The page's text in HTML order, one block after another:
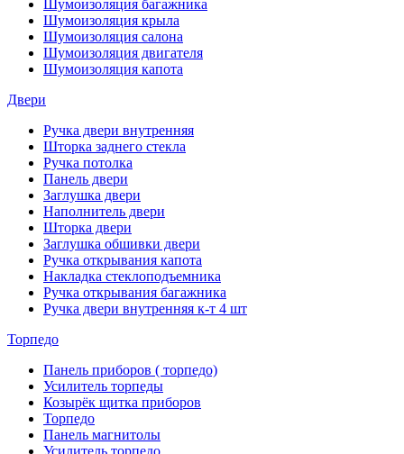
Шумоизоляция багажника
Шумоизоляция крыла
Шумоизоляция салона
Шумоизоляция двигателя
Шумоизоляция капота
Двери
Ручка двери внутренняя
Шторка заднего стекла
Ручка потолка
Панель двери
Заглушка двери
Наполнитель двери
Шторка двери
Заглушка обшивки двери
Ручка открывания капота
Накладка стеклоподъемника
Ручка открывания багажника
Ручка двери внутренняя к-т 4 шт
Торпедо
Панель приборов ( торпедо)
Усилитель торпеды
Козырёк щитка приборов
Торпедо
Панель магнитолы
Усилитель торпедо